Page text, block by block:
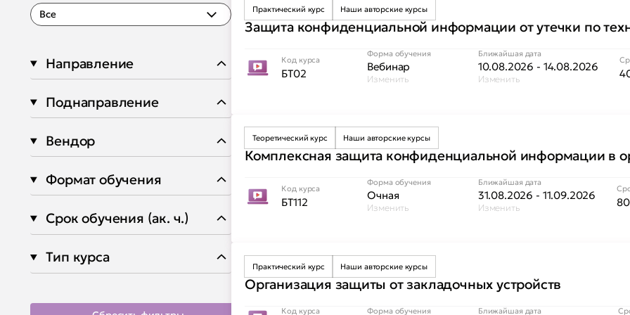
Все
Направление
Поднаправление
Вендор
Формат обучения
Срок обучения (ак. ч.)
Тип курса
Практический курс Наши авторские курсы
Защита конфиденциальной информации от утечки по
Код курса
БТ02
Форма обучения
Вебинар
Изменить
Ближайшая дата
10.08.2026 - 14.08.2026
Изменить
Теоретический курс Наши авторские курсы
Комплексная защита конфиденциальной информации в
Код курса
БТ112
Форма обучения
Очная
Изменить
Ближайшая дата
31.08.2026 - 11.09.2026
Изменить
Практический курс Наши авторские курсы
Организация защиты от закладочных устройств
Код курса Форма обучения Ближайшая дата